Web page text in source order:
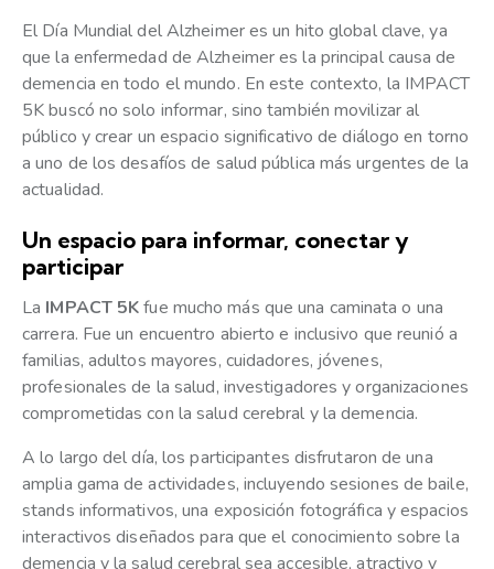
El Día Mundial del Alzheimer es un hito global clave, ya
que la enfermedad de Alzheimer es la principal causa de
demencia en todo el mundo. En este contexto, la IMPACT
5K buscó no solo informar, sino también movilizar al
público y crear un espacio significativo de diálogo en torno
a uno de los desafíos de salud pública más urgentes de la
actualidad.
Un espacio para informar, conectar y
participar
La IMPACT 5Kfue mucho más que una caminata o una
carrera. Fue un encuentro abierto e inclusivo que reunió a
familias, adultos mayores, cuidadores, jóvenes,
profesionales de la salud, investigadores y organizaciones
comprometidas con la salud cerebral y la demencia.
A lo largo del día, los participantes disfrutaron de una
amplia gama de actividades, incluyendo sesiones de baile,
stands informativos, una exposición fotográfica y espacios
interactivos diseñados para que el conocimiento sobre la
demencia y la salud cerebral sea accesible, atractivo y